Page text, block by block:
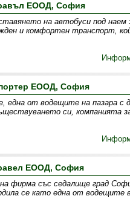
ЕООД, София
на автобуси под наем
и комфортен транспорт,
ЕООД, София
от водещите на пазара с
си, компанията
ЕООД, София
фирма със седалище град
се като една от водещите